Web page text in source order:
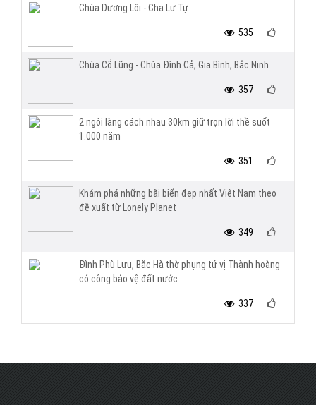
Chùa Dương Lôi - Cha Lư Tự
535
Chùa Cổ Lũng - Chùa Đình Cả, Gia Bình, Bắc Ninh
357
2 ngôi làng cách nhau 30km giữ trọn lời thề suốt
1.000 năm
351
Khám phá những bãi biển đẹp nhất Việt Nam theo
đề xuất từ Lonely Planet
349
Đình Phù Lưu, Bắc Hà thờ phụng tứ vị Thành hoàng
có công bảo vệ đất nước
337